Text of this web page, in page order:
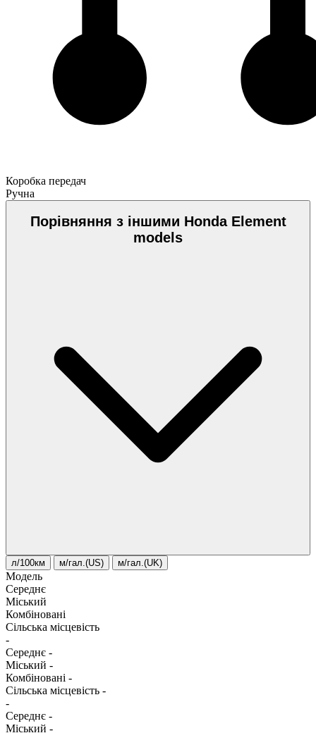
Коробка передач
Ручна
Порівняння з іншими Honda Element
models
л/100км м/гал.(US) м/гал.(UK)
Модель
Середнє
Міський
Комбіновані
Сільська місцевість
-
Середнє -
Міський -
Комбіновані -
Сільська місцевість -
-
Середнє -
Міський -